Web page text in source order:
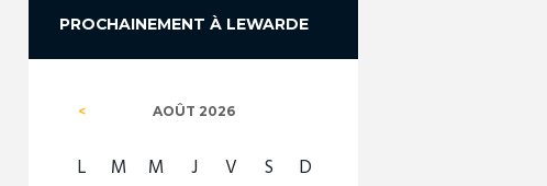
PROCHAINEMENT À LEWARDE
AOÛT 2026
L M M J V S
D